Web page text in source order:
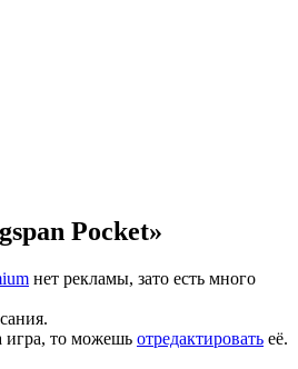
Pocket»
нет рекламы, зато есть много
игра, то можешь отредактировать её.